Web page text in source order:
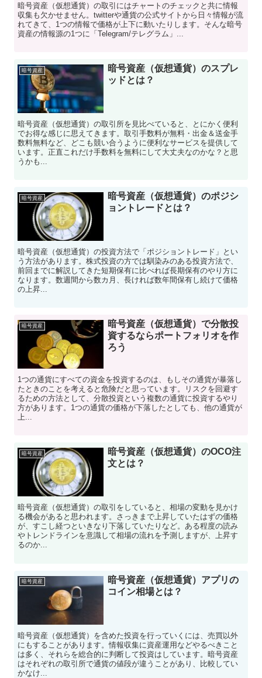
暗号資産（仮想通貨）の取引にはチャートのチェックと共に情報
収集も欠かせません。twitterや通貨の公式サイトから日々情報が流
れてきて、1つの情報で価格が上下に動いたりします。そんな暗号
資産の情報源の1つに「Telegram/テレグラム」...
暗号資産
暗号資産（仮想通貨）のスプレ
ッドとは？
暗号資産（仮想通貨）の取引所を見比べていると、とにかく便利
でお得な感じに思えてきます。取引手数料が無料・出金＆送金手
数料無料など、どこも競い合うように便利なサービスを提供して
います。正直これだけ手数料を無料にして大丈夫なのかな？と思
うかも...
暗号資産
暗号資産（仮想通貨）のポジシ
ョントレードとは？
暗号資産（仮想通貨）の投資方法で「ポジショントレード」とい
う方法があります。株式投資の方では馴染みのある投資方法で、
前回までに解説してきた短期保有に比べれば長期保有のやり方に
なります。数週間から数カ月、長ければ数年間保有し続けて価格
の上昇...
暗号資産
暗号資産（仮想通貨）で分散投
資するならポートフォリオを作
ろう
1つの通貨にすべての資金を投資するのは、もしその通貨が暴落し
たときのことを考えると危険だと思っています。リスクを回避す
るための方法として、分散投資という複数の通貨に投資するやり
方があります。1つの通貨の価格が下落したとしても、他の通貨が
上...
暗号資産
暗号資産（仮想通貨）のOCO注
文とは？
暗号資産（仮想通貨）の取引をしていると、相場の変動を見かけ
る機会があると思われます。さっきまで上昇していたはずの価格
が、すこし経つといきなり下落していたりなど。ある程度の読み
やトレンドラインを意識して相場の流れを予測しますが、上昇す
るのか...
暗号資産
暗号資産（仮想通貨）アプリの
コイン相場とは？
暗号資産（仮想通貨）を含めた投資を行っていくには、売買以外
にもすることがあります。情報収集に資産運用などやるべきこと
は多く、それらを総合的に判断して投資はしています。暗号資産
はそれぞれの取引所で通貨の値段が違うことがあり、比較してい
かなけ...